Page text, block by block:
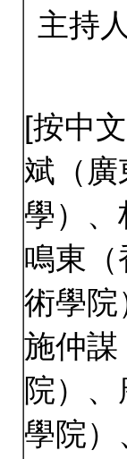
主持
[按中
斌（
學）
鳴東
術學院
施仲謀
院）
學院